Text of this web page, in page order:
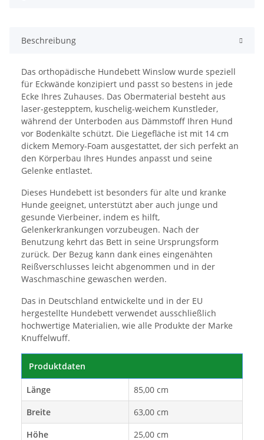
Beschreibung
Das orthopädische Hundebett Winslow wurde speziell
für Eckwände konzipiert und passt so bestens in jede
Ecke Ihres Zuhauses. Das Obermaterial besteht aus
laser-gestepptem, kuschelig-weichem Kunstleder,
während der Unterboden aus Dämmstoff Ihren Hund
vor Bodenkälte schützt. Die Liegefläche ist mit 14 cm
dickem Memory-Foam ausgestattet, der sich perfekt an
den Körperbau Ihres Hundes anpasst und seine
Gelenke entlastet.
Dieses Hundebett ist besonders für alte und kranke
Hunde geeignet, unterstützt aber auch junge und
gesunde Vierbeiner, indem es hilft,
Gelenkerkrankungen vorzubeugen. Nach der
Benutzung kehrt das Bett in seine Ursprungsform
zurück. Der Bezug kann dank eines eingenähten
Reißverschlusses leicht abgenommen und in der
Waschmaschine gewaschen werden.
Das in Deutschland entwickelte und in der EU
hergestellte Hundebett verwendet ausschließlich
hochwertige Materialien, wie alle Produkte der Marke
Knuffelwuff.
Produktdaten
Länge
85,00 cm
Breite
63,00 cm
Höhe
25,00 cm